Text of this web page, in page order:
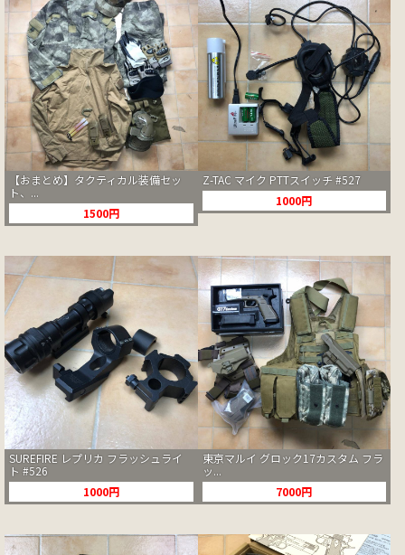
【おまとめ】タクティカル装備セッ
ト、...
1500円
Z-TAC マイク PTTスイッチ #527
1000円
SUREFIRE レプリカ フラッシュライ
ト #526
1000円
東京マルイ グロック17カスタム フラ
ッ...
7000円